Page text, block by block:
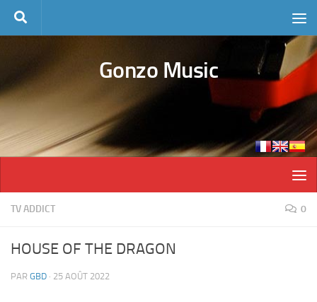
Skip to content
Gonzo Music
TV ADDICT 0
HOUSE OF THE DRAGON
PAR GBD · 25 AOÛT 2022